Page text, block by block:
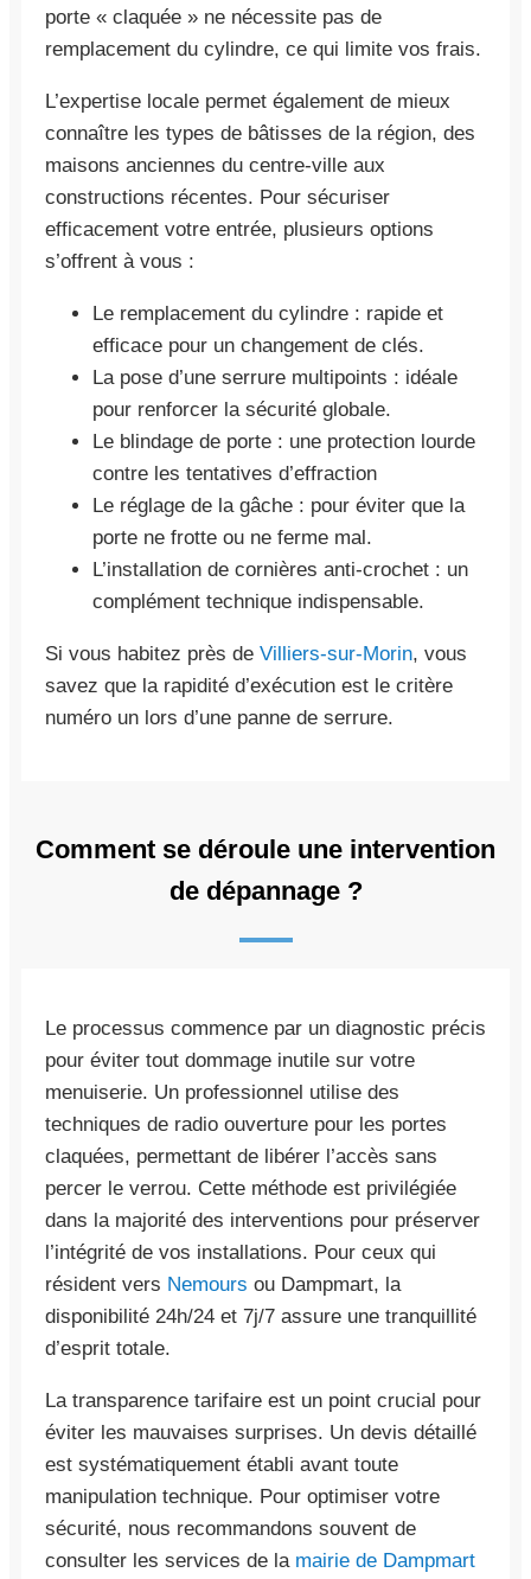
porte « claquée » ne nécessite pas de
remplacement du cylindre, ce qui limite vos frais.
L’expertise locale permet également de mieux
connaître les types de bâtisses de la région, des
maisons anciennes du centre-ville aux
constructions récentes. Pour sécuriser
efficacement votre entrée, plusieurs options
s’offrent à vous :
Le remplacement du cylindre : rapide et
efficace pour un changement de clés.
La pose d’une serrure multipoints : idéale
pour renforcer la sécurité globale.
Le blindage de porte : une protection lourde
contre les tentatives d’effraction
Le réglage de la gâche : pour éviter que la
porte ne frotte ou ne ferme mal.
L’installation de cornières anti-crochet : un
complément technique indispensable.
Si vous habitez près de Villiers-sur-Morin, vous
savez que la rapidité d’exécution est le critère
numéro un lors d’une panne de serrure.
Comment se déroule une intervention
de dépannage ?
Le processus commence par un diagnostic précis
pour éviter tout dommage inutile sur votre
menuiserie. Un professionnel utilise des
techniques de radio ouverture pour les portes
claquées, permettant de libérer l’accès sans
percer le verrou. Cette méthode est privilégiée
dans la majorité des interventions pour préserver
l’intégrité de vos installations. Pour ceux qui
résident vers Nemours ou Dampmart, la
disponibilité 24h/24 et 7j/7 assure une tranquillité
d’esprit totale.
La transparence tarifaire est un point crucial pour
éviter les mauvaises surprises. Un devis détaillé
est systématiquement établi avant toute
manipulation technique. Pour optimiser votre
sécurité, nous recommandons souvent de
consulter les services de la mairie de Dampmart